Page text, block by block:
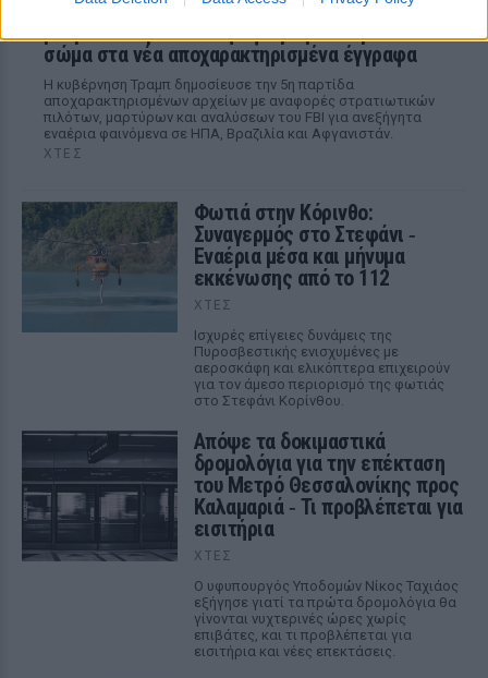
Αρχεία UFO: Αθόρυβα τριγωνικά σκάφη 152
μέτρων και μεταλλική σφαίρα με ανθρώπινο
σώμα στα νέα αποχαρακτηρισμένα έγγραφα
Η κυβέρνηση Τραμπ δημοσίευσε την 5η παρτίδα
αποχαρακτηρισμένων αρχείων με αναφορές στρατιωτικών
πιλότων, μαρτύρων και αναλύσεων του FBI για ανεξήγητα
εναέρια φαινόμενα σε ΗΠΑ, Βραζιλία και Αφγανιστάν.
ΧΤΕΣ
Φωτιά στην Κόρινθο:
Συναγερμός στο Στεφάνι ‑
Εναέρια μέσα και μήνυμα
εκκένωσης από το 112
ΧΤΕΣ
Ισχυρές επίγειες δυνάμεις της
Πυροσβεστικής ενισχυμένες με
αεροσκάφη και ελικόπτερα επιχειρούν
για τον άμεσο περιορισμό της φωτιάς
στο Στεφάνι Κορίνθου.
Απόψε τα δοκιμαστικά
δρομολόγια για την επέκταση
του Μετρό Θεσσαλονίκης προς
Καλαμαριά ‑ Τι προβλέπεται για
εισιτήρια
ΧΤΕΣ
Ο υφυπουργός Υποδομών Νίκος Ταχιάος
εξήγησε γιατί τα πρώτα δρομολόγια θα
γίνονται νυχτερινές ώρες χωρίς
επιβάτες, και τι προβλέπεται για
εισιτήρια και νέες επεκτάσεις.